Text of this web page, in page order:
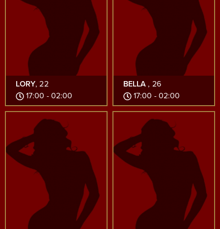
LORY, 22
17:00 - 02:00
BELLA , 26
17:00 - 02:00